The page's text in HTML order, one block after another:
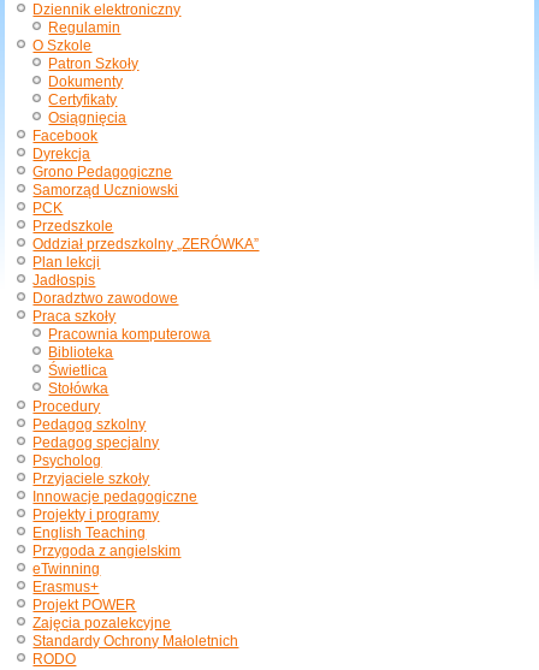
Dziennik elektroniczny
Regulamin
O Szkole
Patron Szkoły
Dokumenty
Certyfikaty
Osiągnięcia
Facebook
Dyrekcja
Grono Pedagogiczne
Samorząd Uczniowski
PCK
Przedszkole
Oddział przedszkolny „ZERÓWKA”
Plan lekcji
Jadłospis
Doradztwo zawodowe
Praca szkoły
Pracownia komputerowa
Biblioteka
Świetlica
Stołówka
Procedury
Pedagog szkolny
Pedagog specjalny
Psycholog
Przyjaciele szkoły
Innowacje pedagogiczne
Projekty i programy
English Teaching
Przygoda z angielskim
eTwinning
Erasmus+
Projekt POWER
Zajęcia pozalekcyjne
Standardy Ochrony Małoletnich
RODO